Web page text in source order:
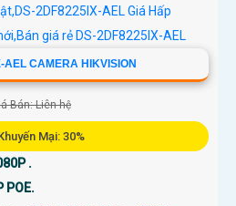
AEL CAMERA HIKVISION
Bán: Liên hệ
Mại: 30%
.
POE.